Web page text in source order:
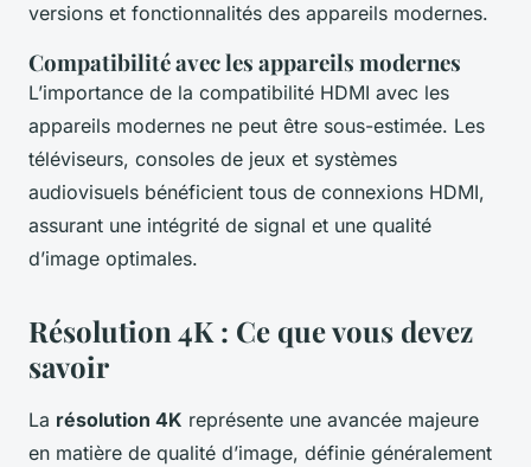
versions et fonctionnalités des appareils modernes.
Compatibilité avec les appareils modernes
L’importance de la compatibilité HDMI avec les
appareils modernes ne peut être sous-estimée. Les
téléviseurs, consoles de jeux et systèmes
audiovisuels bénéficient tous de connexions HDMI,
assurant une intégrité de signal et une qualité
d’image optimales.
Résolution 4K : Ce que vous devez
savoir
La résolution 4K représente une avancée majeure
en matière de qualité d’image, définie généralement